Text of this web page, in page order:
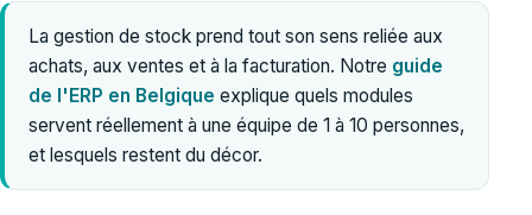
La gestion de stock prend tout son sens reliée aux
achats, aux ventes et à la facturation. Notre guide
de l'ERP en Belgique explique quels modules
servent réellement à une équipe de 1 à 10 personnes,
et lesquels restent du décor.